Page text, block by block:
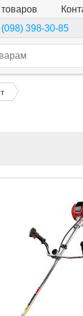
товаров
(098) 398-30-85